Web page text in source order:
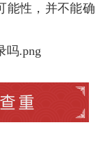
能性，并不能确